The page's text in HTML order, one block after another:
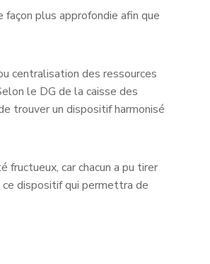
plus approfondie afin que
centralisation des ressources
le DG de la caisse des
trouver un dispositif harmonisé
fructueux, car chacun a pu tirer
ce dispositif qui permettra de